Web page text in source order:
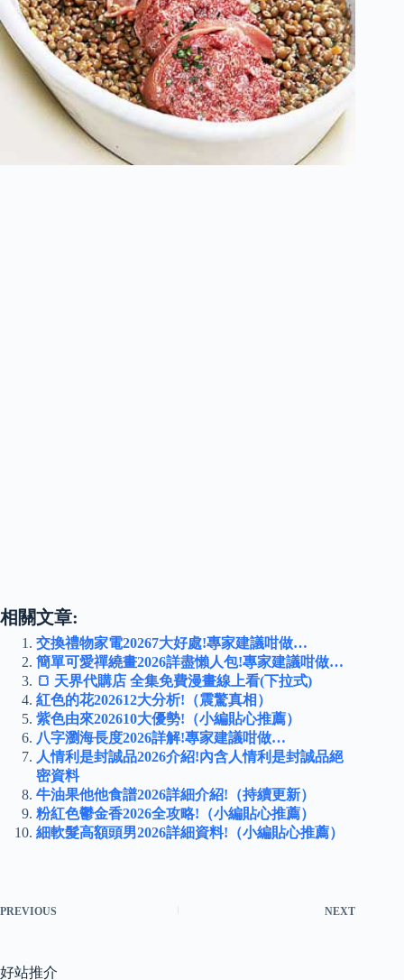
相關文章:
交換禮物家電20267大好處!專家建議咁做…
簡單可愛禪繞畫2026詳盡懶人包!專家建議咁做…
🍞 天界代購店 全集免費漫畫線上看(下拉式)
紅色的花202612大分析!（震驚真相）
紫色由來202610大優勢!（小編貼心推薦）
八字瀏海長度2026詳解!專家建議咁做…
人情利是封誠品2026介紹!內含人情利是封誠品絕
密資料
牛油果他他食譜2026詳細介紹!（持續更新）
粉紅色鬱金香2026全攻略!（小編貼心推薦）
細軟髮高額頭男2026詳細資料!（小編貼心推薦）
PREVIOUS NEXT
好站推介